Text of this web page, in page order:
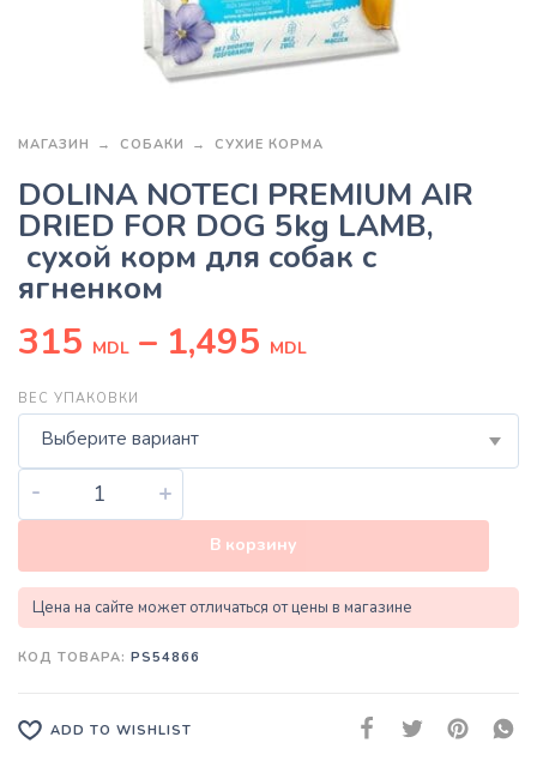
МАГАЗИН СОБАКИ СУХИЕ КОРМА
DOLINA NOTECI PREMIUM AIR
DRIED FOR DOG 5kg LAMB,
сухой корм для собак с
ягненком
315 MDL – 1,495 MDL
ВЕС УПАКОВКИ
Выберите вариант
- +
В корзину
Цена на сайте может отличаться от цены в магазине
КОД ТОВАРА: PS54866
ADD TO WISHLIST